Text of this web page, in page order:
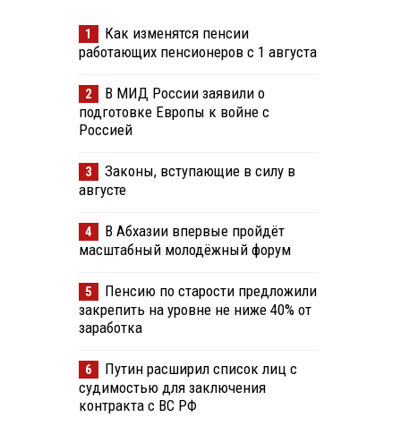
1
Как изменятся пенсии
работающих пенсионеров с 1 августа
2
В МИД России заявили о
подготовке Европы к войне с
Россией
3
Законы, вступающие в силу в
августе
4
В Абхазии впервые пройдёт
масштабный молодёжный форум
5
Пенсию по старости предложили
закрепить на уровне не ниже 40% от
заработка
6
Путин расширил список лиц с
судимостью для заключения
контракта с ВС РФ